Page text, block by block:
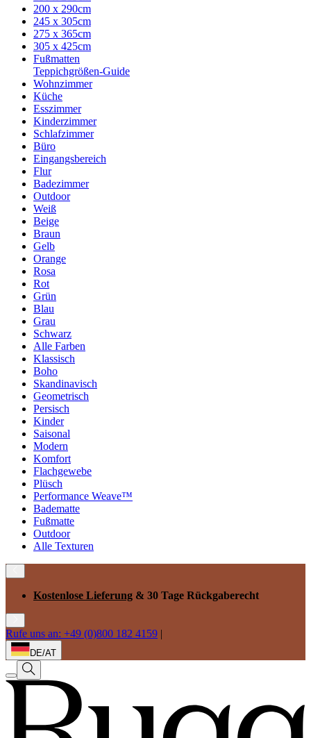
200 x 290cm
245 x 305cm
275 x 365cm
305 x 425cm
Fußmatten
Teppichgrößen-Guide
Wohnzimmer
Küche
Esszimmer
Kinderzimmer
Schlafzimmer
Büro
Eingangsbereich
Flur
Badezimmer
Outdoor
Weiß
Beige
Braun
Gelb
Orange
Rosa
Rot
Grün
Blau
Grau
Schwarz
Alle Farben
Klassisch
Boho
Skandinavisch
Geometrisch
Persisch
Kinder
Saisonal
Modern
Komfort
Flachgewebe
Plüsch
Performance Weave™
Badematte
Fußmatte
Outdoor
Alle Texturen
Kostenlose Lieferung & 30 Tage Rückgaberecht
Rufe uns an: +49 (0)800 182 4159 |
DE/AT